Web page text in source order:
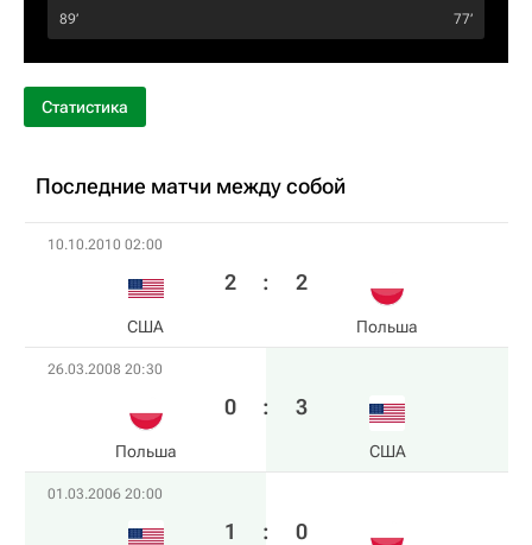
89‎’‎ 77‎’‎
Статистика
Последние матчи между собой
10.10.2010 02:00
США
2 : 2
Польша
26.03.2008 20:30
Польша
0 : 3
США
01.03.2006 20:00
1 : 0